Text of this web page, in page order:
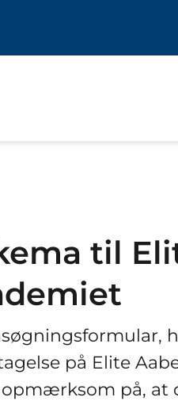
til
på Elite
på, at